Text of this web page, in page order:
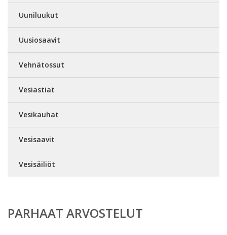
Uuniluukut
Uusiosaavit
Vehnätossut
Vesiastiat
Vesikauhat
Vesisaavit
Vesisäiliöt
PARHAAT ARVOSTELUT